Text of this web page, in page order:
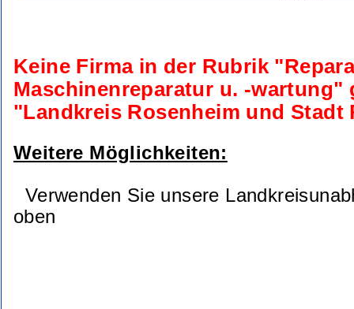
Keine Firma in der Rubrik
Maschinenreparatur u. -wartung"
"Landkreis Rosenheim und Stadt
Weitere Möglichkeiten:
Verwenden Sie unsere
oben